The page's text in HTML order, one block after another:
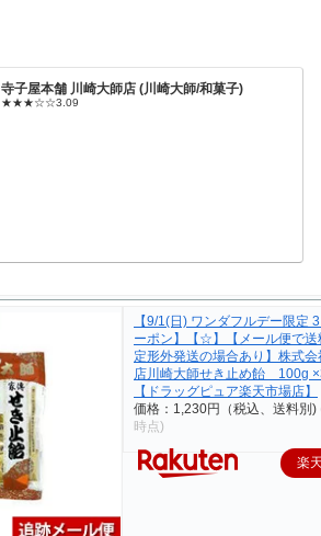
寺子屋本舗 川崎大師店 (川崎大師/和菓子)
★★★☆☆3.09
【9/1(日) ワンダフルデー限定
ーポン】【☆】【メール便で
定形外発送の場合あり】株式
店川崎大師せき止め飴 100g
【ドラッグピュア楽天市場店】
価格：1,230円（税込、送料別)
時点)
楽